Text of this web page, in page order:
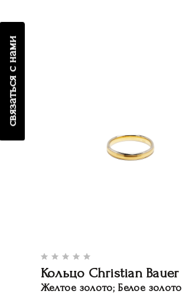
связаться с нами
Кольцо Christian Bauer
Желтое золото; Белое золото